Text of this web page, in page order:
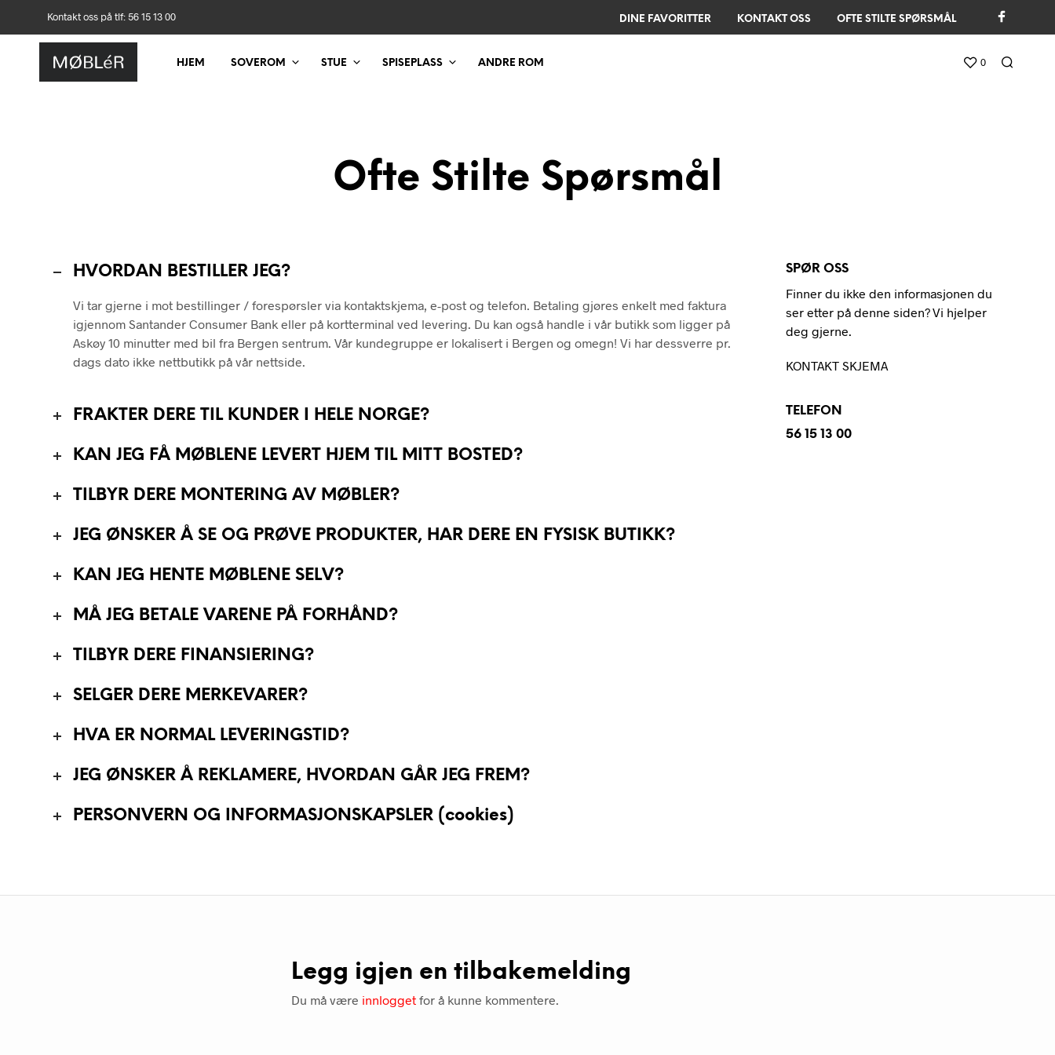
Kontakt oss på tlf: 56 15 13 00 DINE FAVORITTER KONTAKT OSS OFTE STILTE SPØRSMÅL
HJEM SOVEROM STUE SPISEPLASS ANDRE ROM 0
Ofte Stilte Spørsmål
HVORDAN BESTILLER JEG?
Vi tar gjerne i mot bestillinger / forespørsler via kontaktskjema, e-post og telefon. Betaling gjøres enkelt med faktura
igjennom Santander Consumer Bank eller på kortterminal ved levering. Du kan også handle i vår butikk som ligger på
Askøy 10 minutter med bil fra Bergen sentrum. Vår kundegruppe er lokalisert i Bergen og omegn! Vi har dessverre pr.
dags dato ikke nettbutikk på vår nettside.
FRAKTER DERE TIL KUNDER I HELE NORGE?
KAN JEG FÅ MØBLENE LEVERT HJEM TIL MITT BOSTED?
TILBYR DERE MONTERING AV MØBLER?
JEG ØNSKER Å SE OG PRØVE PRODUKTER, HAR DERE EN FYSISK BUTIKK?
KAN JEG HENTE MØBLENE SELV?
MÅ JEG BETALE VARENE PÅ FORHÅND?
TILBYR DERE FINANSIERING?
SELGER DERE MERKEVARER?
HVA ER NORMAL LEVERINGSTID?
JEG ØNSKER Å REKLAMERE, HVORDAN GÅR JEG FREM?
PERSONVERN OG INFORMASJONSKAPSLER (cookies)
SPØR OSS
Finner du ikke den informasjonen du
ser etter på denne siden? Vi hjelper
deg gjerne.
KONTAKT SKJEMA
TELEFON
56 15 13 00
Legg igjen en tilbakemelding
Du må være innlogget for å kunne kommentere.